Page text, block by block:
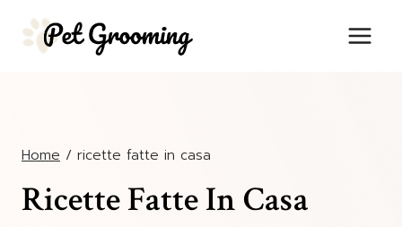
Home / ricette fatte in casa
Ricette Fatte In Casa